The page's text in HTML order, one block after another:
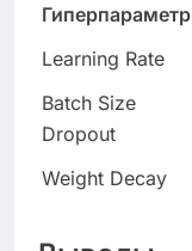
Гиперпараметр
Learning Rate
Batch Size
Dropout
Weight Decay